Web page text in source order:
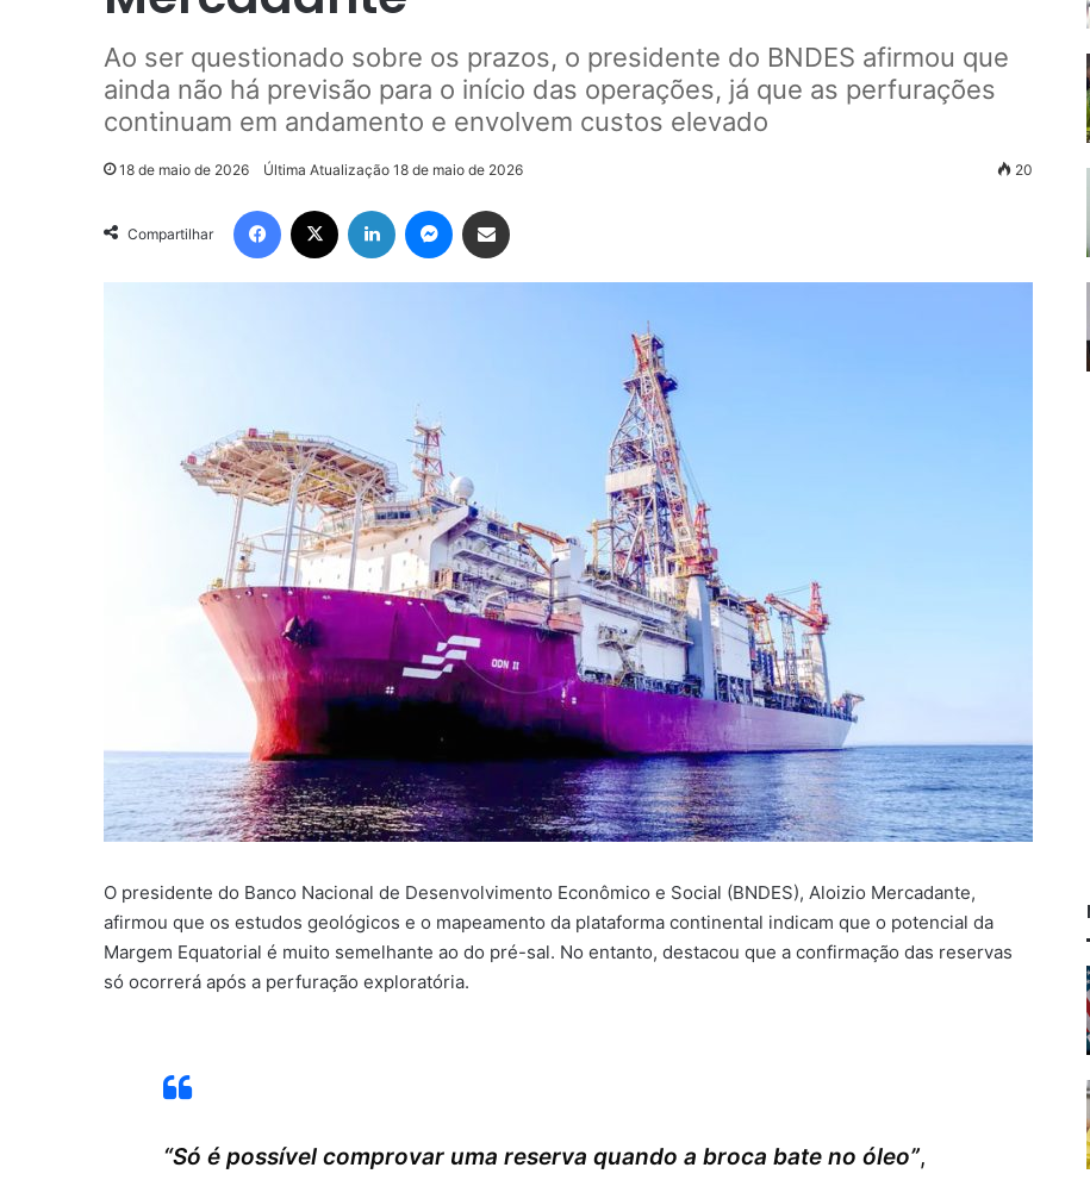
Ao ser questionado sobre os prazos, o presidente do BNDES afirmou que
ainda não há previsão para o início das operações, já que as perfurações
continuam em andamento e envolvem custos elevado
18 de maio de 2026 Última Atualização 18 de maio de 2026 20
Compartilhar
Facebook Linkedin Messenger
O presidente do Banco Nacional de Desenvolvimento Econômico e Social (BNDES), Aloizio Mercadante,
afirmou que os estudos geológicos e o mapeamento da plataforma continental indicam que o potencial da
Margem Equatorial é muito semelhante ao do pré-sal. No entanto, destacou que a confirmação das reservas
só ocorrerá após a perfuração exploratória.
“Só é possível comprovar uma reserva quando a broca bate no óleo”,